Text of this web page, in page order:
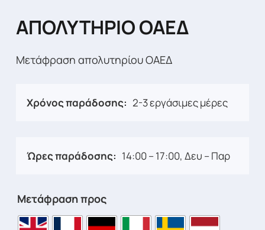
ΑΠΟΛΥΤΗΡΙΟ ΟΑΕΔ
Μετάφραση απολυτηρίου ΟΑΕΔ
Χρόνος παράδοσης: 2-3 εργάσιμες μέρες
Ώρες παράδοσης: 14:00 – 17:00, Δευ – Παρ
Μετάφραση προς